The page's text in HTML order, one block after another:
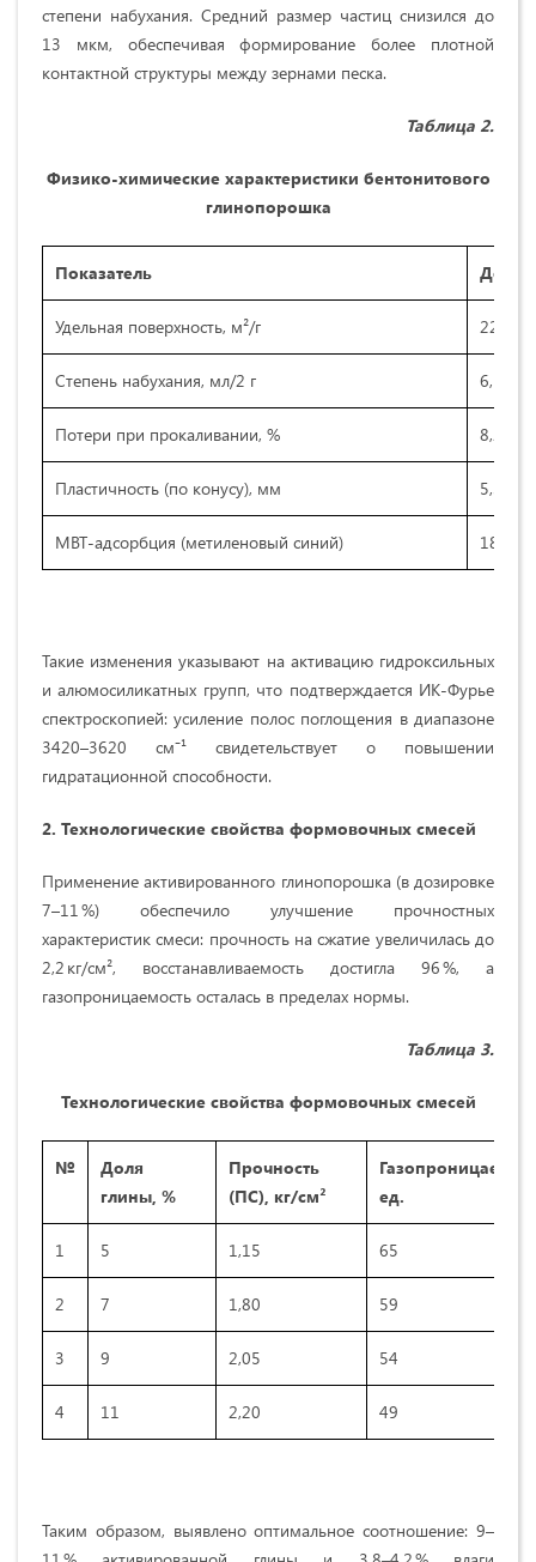
степени набухания. Средний размер частиц снизился до
13 мкм, обеспечивая формирование более плотной
контактной структуры между зернами песка.
Таблица 2.
Физико-химические характеристики бентонитового
глинопорошка
Показатель До
Удельная поверхность, м²/г 22
Степень набухания, мл/2 г 6,5
Потери при прокаливании, % 8,2
Пластичность (по конусу), мм 5,3
MBT-адсорбция (метиленовый синий) 180
Такие изменения указывают на активацию гидроксильных
и алюмосиликатных групп, что подтверждается ИК-Фурье
спектроскопией: усиление полос поглощения в диапазоне
3420–3620 см⁻¹ свидетельствует о повышении
гидратационной способности.
2. Технологические свойства формовочных смесей
Применение активированного глинопорошка (в дозировке
7–11 %) обеспечило улучшение прочностных
характеристик смеси: прочность на сжатие увеличилась до
2,2 кг/см², восстанавливаемость достигла 96 %, а
газопроницаемость осталась в пределах нормы.
Таблица 3.
Технологические свойства формовочных смесей
№
Доля
глины, %
Прочность
(ПС), кг/см²
ед.
1 5 1,15 65
2 7 1,80 59
3 9 2,05 54
4 11 2,20 49
Таким образом, выявлено оптимальное соотношение: 9–